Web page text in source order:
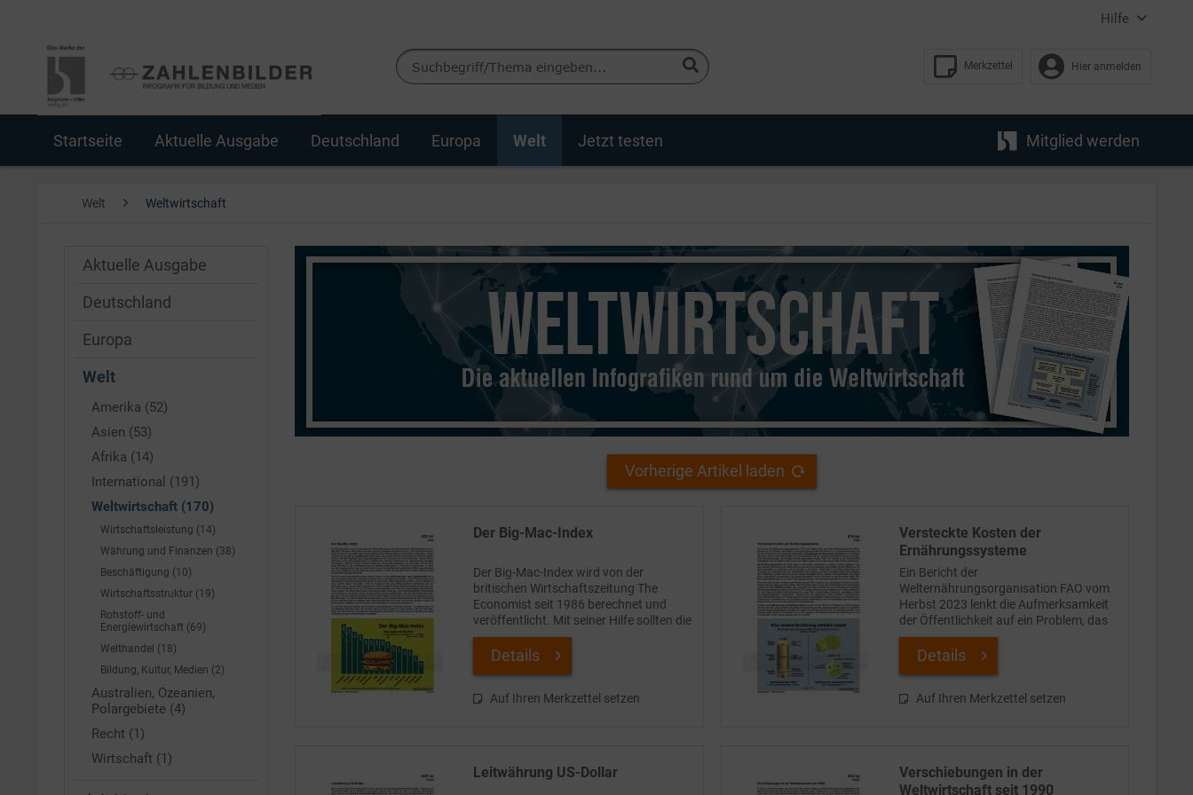
Hilfe
Merkzettel Hier anmelden
Startseite Aktuelle Ausgabe Deutschland Europa Welt Jetzt testen Mitglied werden
Welt Weltwirtschaft
Aktuelle Ausgabe
Deutschland
Europa
Welt
Amerika (52)
Asien (53)
Afrika (14)
International (191)
Weltwirtschaft (170)
Wirtschaftsleistung (14)
Währung und Finanzen (38)
Beschäftigung (10)
Wirtschaftsstruktur (19)
Rohstoff- und
Energiewirtschaft (69)
Welthandel (18)
Bildung, Kultur, Medien (2)
Australien, Ozeanien,
Polargebiete (4)
Recht (1)
Wirtschaft (1)
Vorherige Artikel laden
Der Big-Mac-Index
Der Big-Mac-Index wird von der
britischen Wirtschaftszeitung The
Economist seit 1986 berechnet und
veröffentlicht. Mit seiner Hilfe sollten die
Leser schnell und einfach beurteilen
können, ob die offiziellen Tauschkurse
Details
Auf Ihren Merkzettel setzen
Versteckte Kosten der
Ernährungssysteme
Ein Bericht der
Welternährungsorganisation FAO vom
Herbst 2023 lenkt die Aufmerksamkeit
der Öffentlichkeit auf ein Problem, das
bisher zu wenig Beachtung findet: Die
Preise der Lebensmittel spiegeln die mit
Details
Auf Ihren Merkzettel setzen
Leitwährung US-Dollar
Verschiebungen in der
Weltwirtschaft seit 1990